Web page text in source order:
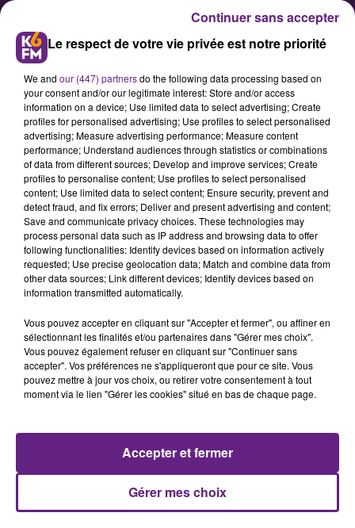
Flippez-vous du flipper ? Ce
week-end, festival du jeu de café
à Sennecey-Les-Dijon
Venez vous détendre en famille ou
entre amis à Sennecey-Les-Dijon.
En poussant les portes de la salle
machines des collectionneurs de la
région. Ces mordus du jeu d’arcade
vous font essayer leurs jouets.
Arriverez-vous à battre leur record
Publié : 14 avril 2023 à 17h30 par Hector Renaud
Le respect de votre vie privée est notre priorité
We and our (447) partnersdo the following data processing based on
your consent and/or our legitimate interest: Store and/or access
information on a device; Use limited data to select advertising; Create
profiles for personalised advertising; Use profiles to select personalised
advertising; Measure advertising performance; Measure content
performance; Understand audiences through statistics or combinations
of data from different sources; Develop and improve services; Create
profiles to personalise content; Use profiles to select personalised
content; Use limited data to select content; Ensure security, prevent and
detect fraud, and fix errors; Deliver and present advertising and content;
Save and communicate privacy choices. These technologies may
process personal data such as IP address and browsing data to offer
following functionalities: Identify devices based on information actively
requested; Use precise geolocation data; Match and combine data from
other data sources; Link different devices; Identify devices based on
information transmitted automatically.
Vous pouvez accepter en cliquant sur "Accepter et fermer", ou affiner en
sélectionnant les finalités et/ou partenaires dans "Gérer mes choix".
Vous pouvez également refuser en cliquant sur "Continuer sans
accepter". Vos préférences ne s'appliqueront que pour ce site. Vous
pouvez mettre à jour vos choix, ou retirer votre consentement à tout
moment via le lien "Gérer les cookies" situé en bas de chaque page.
Gérer mes choix
Accepter et fermer
Continuer sans accepter